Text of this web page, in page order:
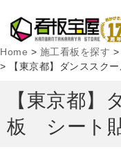
Home > 施工看板を探す >
>
【東京都】ダンススク
【東京都】
板 シート